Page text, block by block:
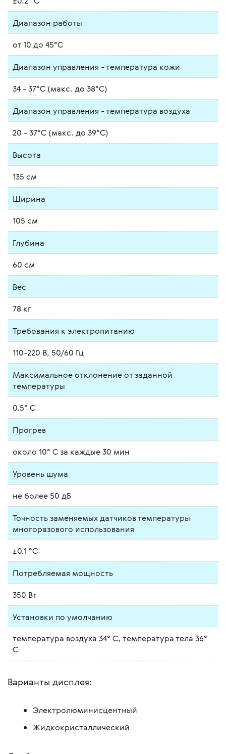
Диапазон работы
от 10 до 45°С
Диапазон управления - температура кожи
34 - 37°С (макс. до 38°С)
Диапазон управления - температура воздуха
20 - 37°С (макс. до 39°С)
Высота
135 см
Ширина
105 см
Глубина
60 см
Вес
78 кг
Требования к электропитанию
110-220 В, 50/60 Гц
Максимальное отклонение от заданной
температуры
0.5° C
Прогрев
около 10° C за каждые 30 мин
Уровень шума
не более 50 дБ
Точность заменяемых датчиков температуры
многоразового использования
±0.1 °С
Потребляемая мощность
350 Вт
Установки по умолчанию
температура воздуха 34° C, температура тела 36°
C
Варианты дисплея:
Электролюминисцентный
Жидкокристаллический